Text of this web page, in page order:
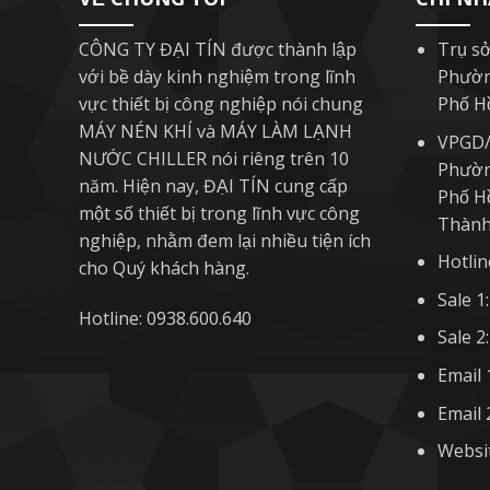
CÔNG TY ĐẠI TÍN được thành lập
với bề dày kinh nghiệm trong lĩnh
vực thiết bị công nghiệp nói chung
MÁY NÉN KHÍ và MÁY LÀM LẠNH
NƯỚC CHILLER nói riêng trên 10
năm. Hiện nay, ĐẠI TÍN cung cấp
một số thiết bị trong lĩnh vực công
nghiệp, nhằm đem lại nhiều tiện ích
cho Quý khách hàng.
Hotline: 0938.600.640
Trụ
Phố
Phố
Sale
Sale
Email
Email